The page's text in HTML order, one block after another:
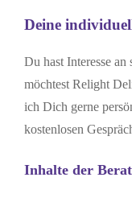
Deine
Du hast Interesse
möchtest Relight
ich Dich gerne
kostenlosen
Inhalte der